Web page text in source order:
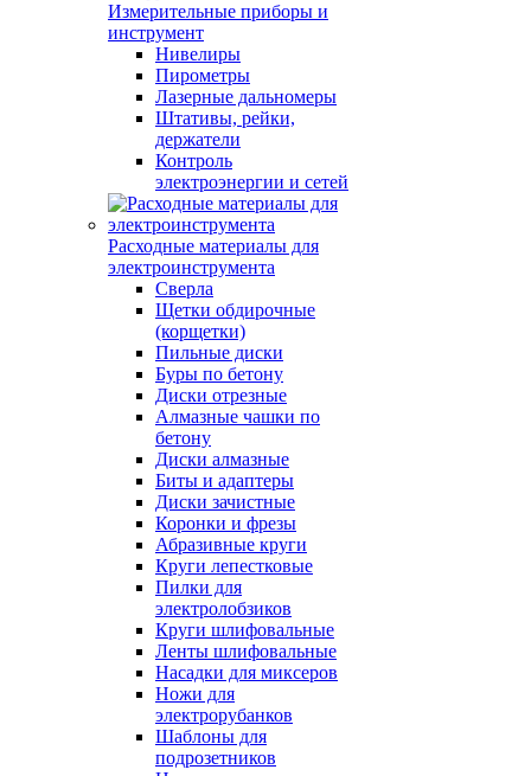
Измерительные приборы и
инструмент
Нивелиры
Пирометры
Лазерные дальномеры
Штативы, рейки,
держатели
Контроль
электроэнергии и сетей
Расходные материалы для
электроинструмента
Сверла
Щетки обдирочные
(корщетки)
Пильные диски
Буры по бетону
Диски отрезные
Алмазные чашки по
бетону
Диски алмазные
Биты и адаптеры
Диски зачистные
Коронки и фрезы
Абразивные круги
Круги лепестковые
Пилки для
электролобзиков
Круги шлифовальные
Ленты шлифовальные
Насадки для миксеров
Ножи для
электрорубанков
Шаблоны для
подрозетников